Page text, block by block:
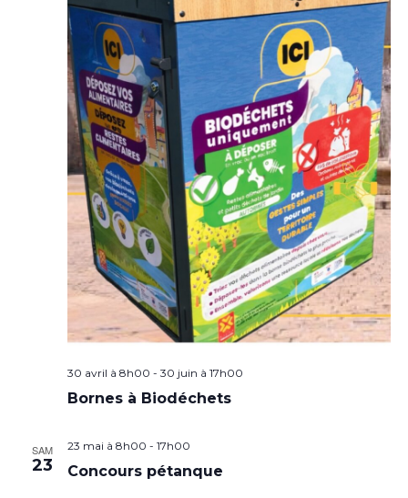
30 avril à 8h00 - 30 juin à 17h00
Bornes à Biodéchets
SAM
23
23 mai à 8h00 - 17h00
Concours pétanque